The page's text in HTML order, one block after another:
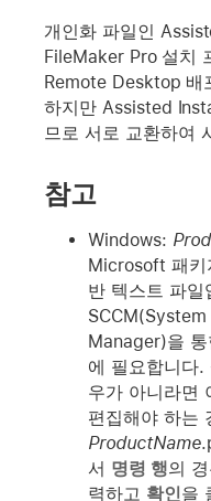
개인화 파일인
FileMaker Pro 설치
Remote Desktop 배
하지만 Assisted
므로 서로 교환하여
참고
Windows:
Microsoft 패키
반 텍스트 파
Manager)을
에 필요합니다.
우가 아니라면
편집해야 하는
ProductName
서 명령 행의
력하고 확인을